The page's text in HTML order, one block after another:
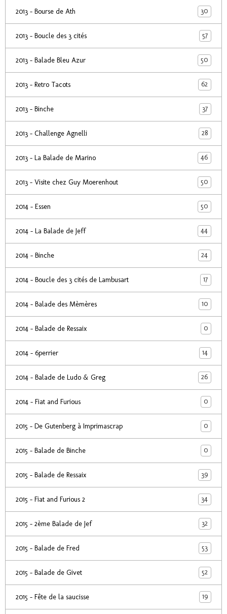
2013 - Bourse de Ath 30
2013 - Boucle des 3 cités 57
2013 - Balade Bleu Azur 50
2013 - Retro Tacots 62
2013 - Binche 37
2013 - Challenge Agnelli 28
2013 - La Balade de Marino 46
2013 - Visite chez Guy Moerenhout 50
2014 - Essen 50
2014 - La Balade de Jeff 44
2014 - Binche 24
2014 - Boucle des 3 cités de Lambusart 17
2014 - Balade des Mèmères 10
2014 - Balade de Ressaix 0
2014 - 6perrier 14
2014 - Balade de Ludo & Greg 26
2014 - Fiat and Furious 0
2015 - De Gutenberg à Imprimascrap 0
2015 - Balade de Binche 0
2015 - Balade de Ressaix 39
2015 - Fiat and Furious 2 34
2015 - 2ème Balade de Jef 32
2015 - Balade de Fred 53
2015 - Balade de Givet 52
2015 - Fête de la saucisse 19